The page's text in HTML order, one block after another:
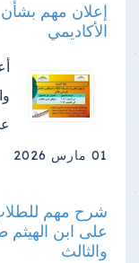
إعلان مهم
الأكاديمي
01 مارس 2026
شرح مهم
على ابن الهيثم
والثالث